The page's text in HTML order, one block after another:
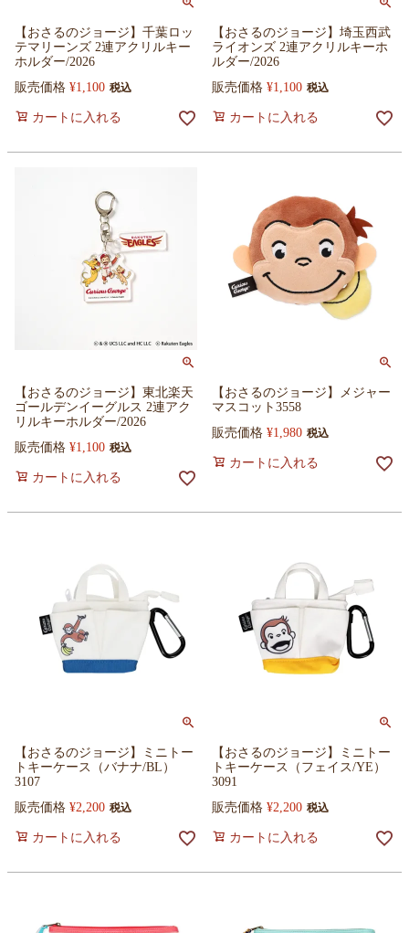
【おさるのジョージ】千葉ロッ
テマリーンズ 2連アクリルキー
ホルダー/2026
販売価格 ¥1,100 税込
カートに入れる
【おさるのジョージ】埼玉西武
ライオンズ 2連アクリルキーホ
ルダー/2026
販売価格 ¥1,100 税込
カートに入れる
【おさるのジョージ】東北楽天
ゴールデンイーグルス 2連アク
リルキーホルダー/2026
販売価格 ¥1,100 税込
カートに入れる
【おさるのジョージ】メジャー
マスコット3558
販売価格 ¥1,980 税込
カートに入れる
【おさるのジョージ】ミニトー
トキーケース（バナナ/BL）
3107
販売価格 ¥2,200 税込
カートに入れる
【おさるのジョージ】ミニトー
トキーケース（フェイス/YE）
3091
販売価格 ¥2,200 税込
カートに入れる